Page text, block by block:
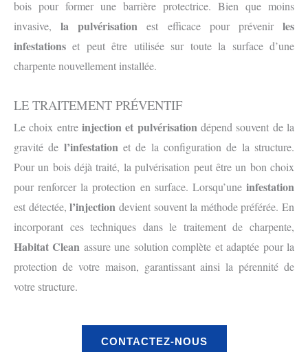
bois pour former une barrière protectrice. Bien que moins
invasive,la pulvérisation est efficace pour prévenirles
infestations et peut être utilisée sur toute la surface d’une
charpente nouvellement installée.
LE TRAITEMENT PRÉVENTIF
Le choix entre injection et pulvérisation dépend souvent de la
gravité de l’infestation et de la configuration de la structure.
Pour un bois déjà traité, la pulvérisation peut être un bon choix
pour renforcer la protection en surface. Lorsqu’une infestation
est détectée,l’injection devient souvent la méthode préférée. En
incorporant ces techniques dans le traitement de charpente,
Habitat Clean assure une solution complète et adaptée pour la
protection de votre maison, garantissant ainsi la pérennité de
votre structure.
CONTACTEZ-NOUS